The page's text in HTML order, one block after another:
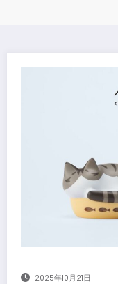
2025年10月21日